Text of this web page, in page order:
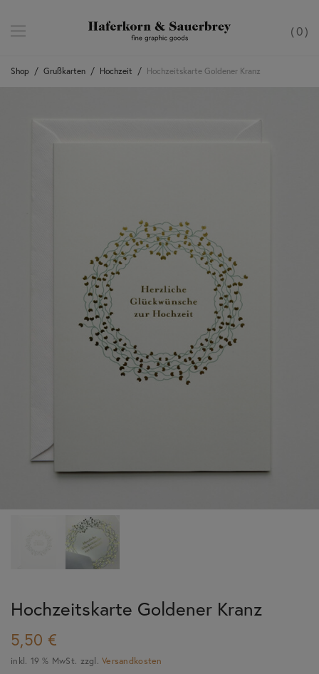
0
Shop / Grußkarten / Hochzeit / Hochzeitskarte Goldener Kranz
Hochzeitskarte Goldener Kranz
5,50 €
inkl. 19 % MwSt. zzgl.Versandkosten